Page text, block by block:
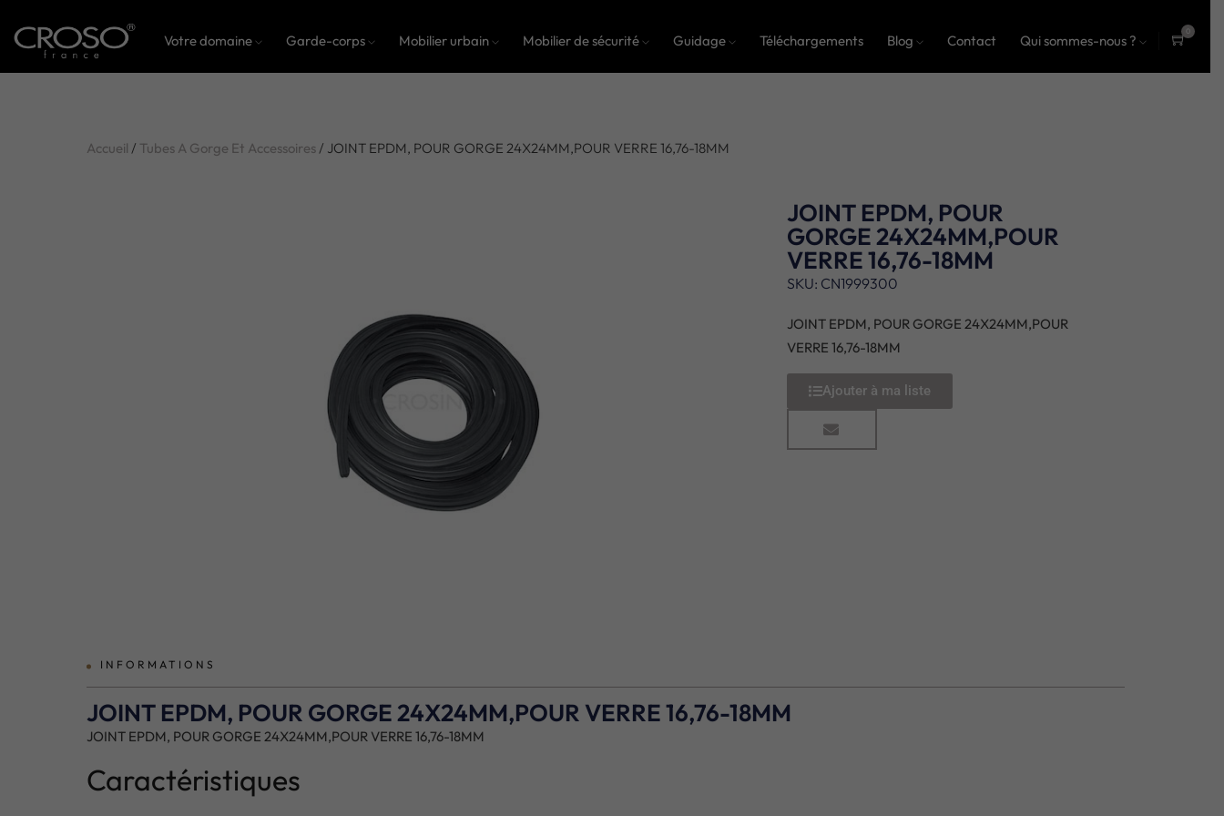
Votre domaine Garde-corps Mobilier urbain Mobilier de sécurité Guidage Téléchargements Blog Contact Qui sommes-nous ?
0
Accueil / Tubes A Gorge Et Accessoires/ JOINT EPDM, POUR GORGE 24X24MM,POUR VERRE 16,76-18MM
JOINT EPDM, POUR
GORGE 24X24MM,POUR
VERRE 16,76-18MM
SKU: CN1999300
JOINT EPDM, POUR GORGE 24X24MM,POUR
VERRE 16,76-18MM
Ajouter à ma liste
INFORMATIONS
JOINT EPDM, POUR GORGE 24X24MM,POUR VERRE 16,76-18MM
JOINT EPDM, POUR GORGE 24X24MM,POUR VERRE 16,76-18MM
Caractéristiques